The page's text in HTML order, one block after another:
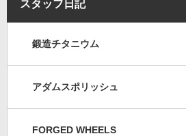
スタッフ日記
鍛造チタニウム
アダムスポリッシュ
FORGED WHEELS